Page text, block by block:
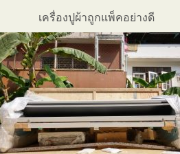
เครื่องปูผ้าถูกแพ็คอย่างดี